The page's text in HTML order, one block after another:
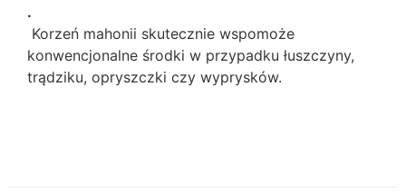
.
Korzeń mahonii skutecznie wspomoże
konwencjonalne środki w przypadku łuszczyny,
trądziku, opryszczki czy wyprysków.